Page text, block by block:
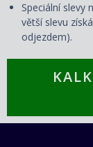
Speciální slevy
větší slevu
odjezdem).